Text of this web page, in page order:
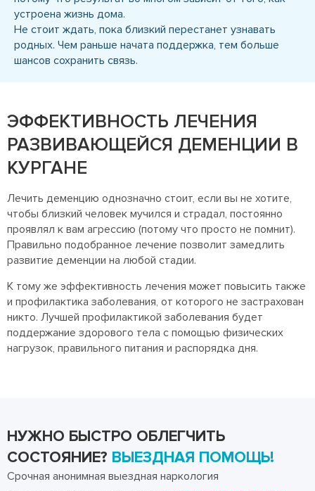
устроена жизнь дома.
Не стоит ждать, пока близкий перестанет узнавать
родных. Чем раньше начата поддержка, тем больше
шансов сохранить связь.
ЭФФЕКТИВНОСТЬ ЛЕЧЕНИЯ
РАЗВИВАЮЩЕЙСЯ ДЕМЕНЦИИ В
КУРГАНЕ
Лечить деменцию однозначно стоит, если вы не хотите,
чтобы близкий человек мучился и страдал, постоянно
проявлял к вам агрессию (потому что просто не помнит).
Правильно подобранное лечение позволит замедлить
развитие деменции на любой стадии.
К тому же эффективность лечения может повысить также
и профилактика заболевания, от которого не застрахован
никто. Лучшей профилактикой заболевания будет
поддержание здорового тела с помощью физических
нагрузок, правильного питания и распорядка дня.
НУЖНО БЫСТРО ОБЛЕГЧИТЬ
СОСТОЯНИЕ? ВЫЕЗДНАЯ ПОМОЩЬ!
Срочная анонимная выездная наркология